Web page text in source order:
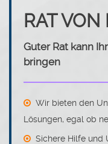
RAT VON
Guter Rat kann
bringen
Wir bieten den
Lösungen, egal ob
Sichere Hilfe und